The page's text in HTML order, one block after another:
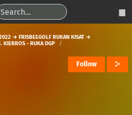
→ FRISBEEGOLF RUKAN KISAT →
KIERROS - RUKA DGP
Follow